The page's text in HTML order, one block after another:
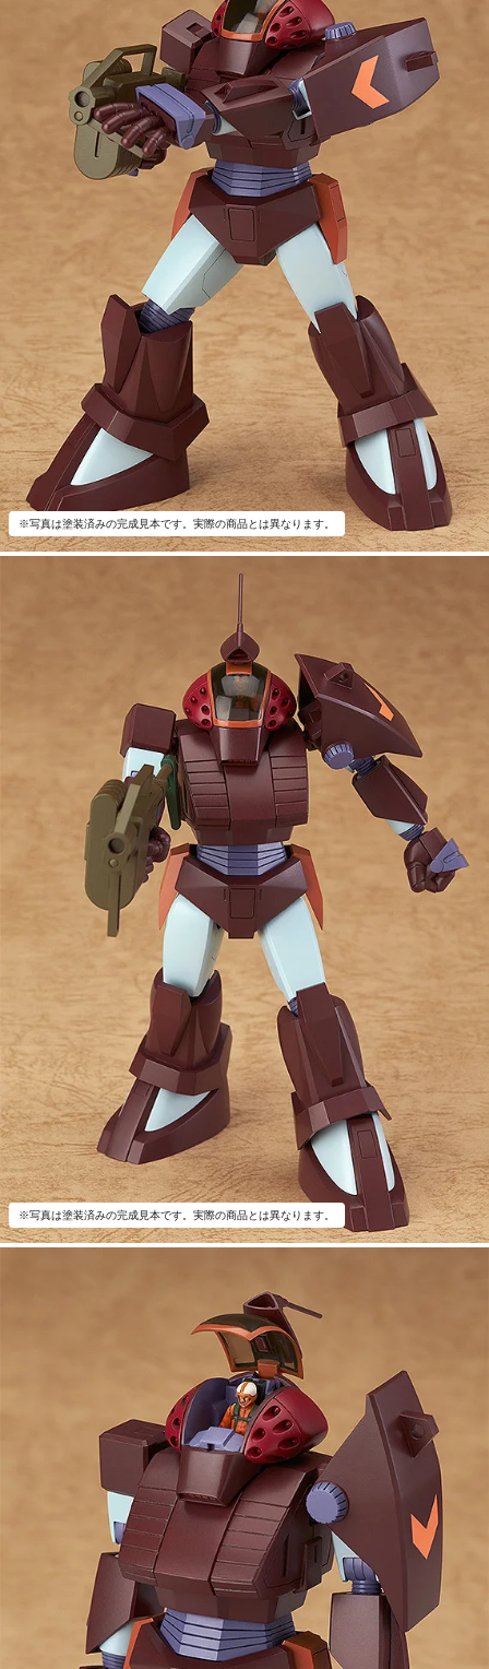
※写真は塗装済みの完成見本です。実際の商品とは異なります。
※写真は塗装済みの完成見本です。実際の商品とは異なります。